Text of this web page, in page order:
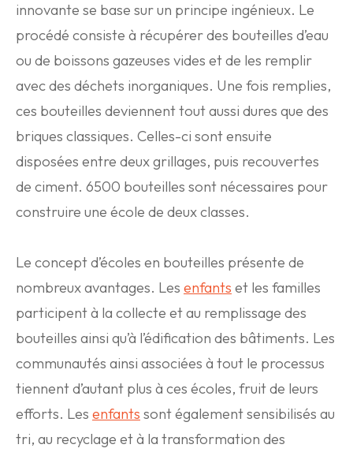
innovante se base sur un principe ingénieux. Le
procédé consiste à récupérer des bouteilles d’eau
ou de boissons gazeuses vides et de les remplir
avec des déchets inorganiques. Une fois remplies,
ces bouteilles deviennent tout aussi dures que des
briques classiques. Celles-ci sont ensuite
disposées entre deux grillages, puis recouvertes
de ciment. 6500 bouteilles sont nécessaires pour
construire une école de deux classes.
Le concept d’écoles en bouteilles présente de
nombreux avantages. Les enfants et les familles
participent à la collecte et au remplissage des
bouteilles ainsi qu’à l’édification des bâtiments. Les
communautés ainsi associées à tout le processus
tiennent d’autant plus à ces écoles, fruit de leurs
efforts. Les enfants sont également sensibilisés au
tri, au recyclage et à la transformation des